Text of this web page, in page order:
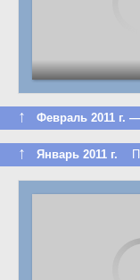
↑ Февраль 2011 г.
↑ Январь 2011 г.